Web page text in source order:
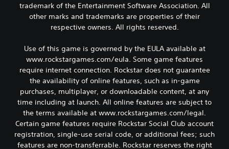
trademark of the Entertainment Software Association. All
other marks and trademarks are properties of their
respective owners. All rights reserved.
Use of this game is governed by the EULA available at
www.rockstargames.com/eula. Some game features
require internet connection. Rockstar does not guarantee
the availability of online features, such as in-game
purchases, multiplayer, or downloadable content, at any
time including at launch. All online features are subject to
the terms available at www.rockstargames.com/legal.
Certain game features require Rockstar Social Club account
registration, single-use serial code, or additional fees; such
features are non-transferrable. Rockstar reserves the right